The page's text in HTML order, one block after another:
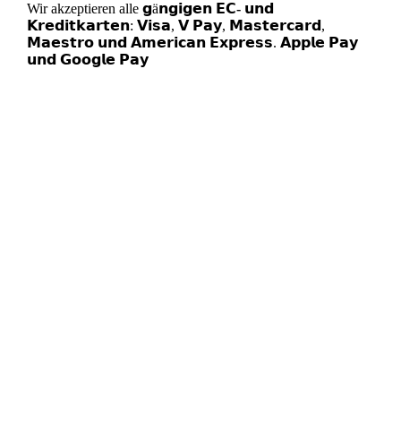
Wir akzeptieren alle 𝗴ä𝗻𝗴𝗶𝗴𝗲𝗻 𝗘𝗖- 𝘂𝗻𝗱
𝗞𝗿𝗲𝗱𝗶𝘁𝗸𝗮𝗿𝘁𝗲𝗻: 𝗩𝗶𝘀𝗮, 𝗩 𝗣𝗮𝘆, 𝗠𝗮𝘀𝘁𝗲𝗿𝗰𝗮𝗿𝗱,
𝗠𝗮𝗲𝘀𝘁𝗿𝗼 𝘂𝗻𝗱 𝗔𝗺𝗲𝗿𝗶𝗰𝗮𝗻 𝗘𝘅𝗽𝗿𝗲𝘀𝘀. 𝗔𝗽𝗽𝗹𝗲 𝗣𝗮𝘆
𝘂𝗻𝗱 𝗚𝗼𝗼𝗴𝗹𝗲 𝗣𝗮𝘆